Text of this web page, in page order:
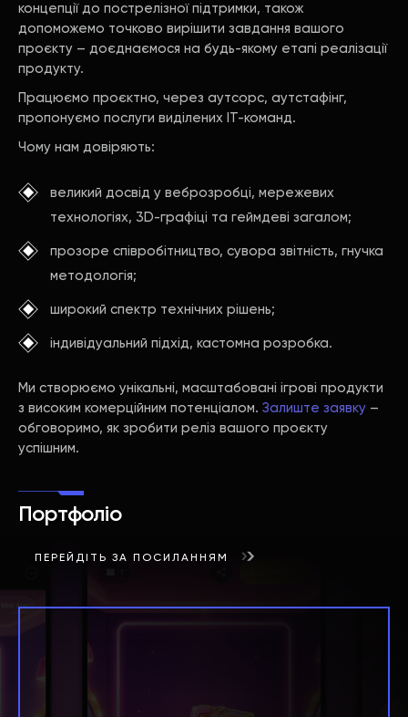
концепції до пострелізної підтримки, також
допоможемо точково вирішити завдання вашого
проєкту – доєднаємося на будь-якому етапі реалізації
продукту.
Працюємо проєктно, через аутсорс, аутстафінг,
пропонуємо послуги виділених IT-команд.
Чому нам довіряють:
великий досвід у веброзробці, мережевих
технологіях, 3D-графіці та геймдеві загалом;
прозоре співробітництво, сувора звітність, гнучка
методологія;
широкий спектр технічних рішень;
індивідуальний підхід, кастомна розробка.
Ми створюємо унікальні, масштабовані ігрові продукти
з високим комерційним потенціалом. Залиште заявку –
обговоримо, як зробити реліз вашого проєкту
успішним.
Портфоліо
ПЕРЕЙДІТЬ ЗА ПОСИЛАННЯМ